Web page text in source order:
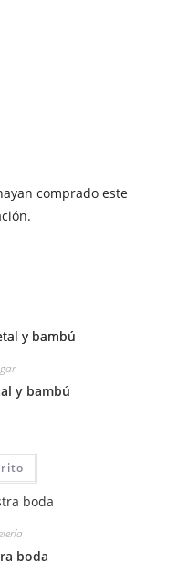
comprado este
y bambú
boda